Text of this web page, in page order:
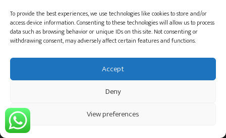
To provide the best experiences, we use technologies like cookies to store and/or
access device information. Consenting to these technologies will allow us to process
data such as browsing behavior or unique IDs on this site. Not consenting or
withdrawing consent, may adversely affect certain features and functions.
Accept
Deny
View preferences
24
25 26 27 28 29
30
« Jul
New